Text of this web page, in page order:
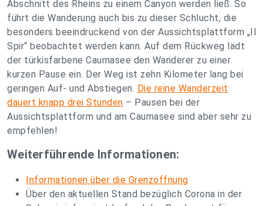
Abschnitt des Rheins zu einem Canyon werden ließ. So
führt die Wanderung auch bis zu dieser Schlucht, die
besonders beeindruckend von der Aussichtsplattform „Il
Spir“ beobachtet werden kann. Auf dem Rückweg lädt
der türkisfarbene Caumasee den Wanderer zu einer
kurzen Pause ein. Der Weg ist zehn Kilometer lang bei
geringen Auf- und Abstiegen. Die reine Wanderzeit
dauert knapp drei Stunden – Pausen bei der
Aussichtsplattform und am Caumasee sind aber sehr zu
empfehlen!
Weiterführende Informationen:
Informationen über die Grenzöffnung
Über den aktuellen Stand bezüglich Corona in der